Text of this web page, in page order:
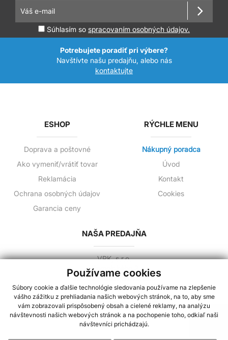
Používame cookies
Súbory cookie a ďalšie technológie sledovania používame na zlepšenie
vášho zážitku z prehliadania našich webových stránok, na to, aby sme
vám zobrazovali prispôsobený obsah a cielené reklamy, na analýzu
návštevnosti našich webových stránok a na pochopenie toho, odkiaľ naši
návštevníci prichádzajú.
Súhlasím so spracovaním osobných údajov.
Potrebujete poradiť pri výbere?
Navštívte našu predajňu, alebo nás
kontaktujte
ESHOP
Doprava a poštovné
Ako vymeniť/vrátiť tovar
Reklamácia
Ochrana osobných údajov
Garancia ceny
RÝCHLE MENU
Nákupný poradca
Úvod
Kontakt
Cookies
NAŠA PREDAJŇA
VPK, s.r.o.
Jilemnického 3
081 02 Prešov,Slovensko
+421 944 258 730
info@cerpacia-technika.sk